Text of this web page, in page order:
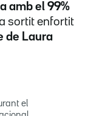
amb el 99%
sortit enfortit
de Laura
el